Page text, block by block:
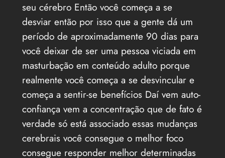
seu cérebro Então você começa a se
desviar então por isso que a gente dá um
período de aproximadamente 90 dias para
você deixar de ser uma pessoa viciada em
masturbação em conteúdo adulto porque
realmente você começa a se desvincular e
começa a sentir-se benefícios Daí vem auto-
confiança vem a concentração que de fato é
verdade só está associado essas mudanças
cerebrais você consegue o melhor foco
consegue responder melhor determinadas